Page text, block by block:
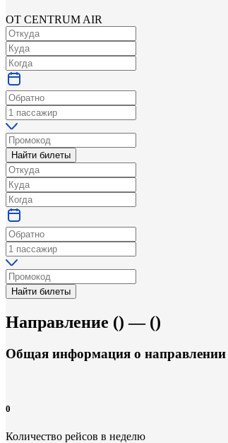
ОТ CENTRUM AIR
Найти билеты
Найти билеты
Направление () — ()
Общая информация о направлении
0
Количество рейсов в неделю